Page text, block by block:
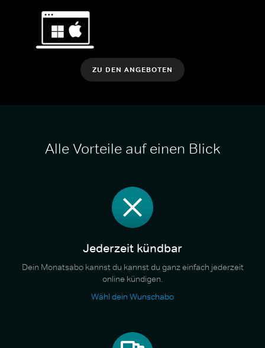
ZU DEN ANGEBOTEN
Alle Vorteile auf einen Blick
Jederzeit kündbar
Dein Monatsabo kannst du kannst du ganz einfach jederzeit
online kündigen.
Wähl dein Wunschabo